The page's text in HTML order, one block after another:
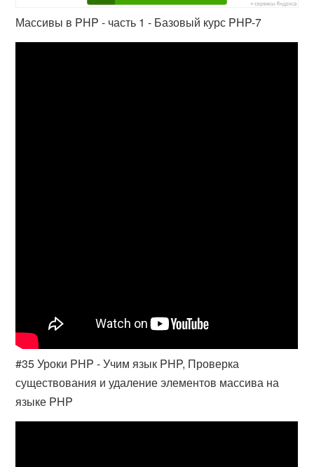
Массивы в PHP - часть 1 - Базовый курс PHP-7
#35 Уроки PHP - Учим язык PHP, Проверка
существования и удаление элементов массива на
языке PHP